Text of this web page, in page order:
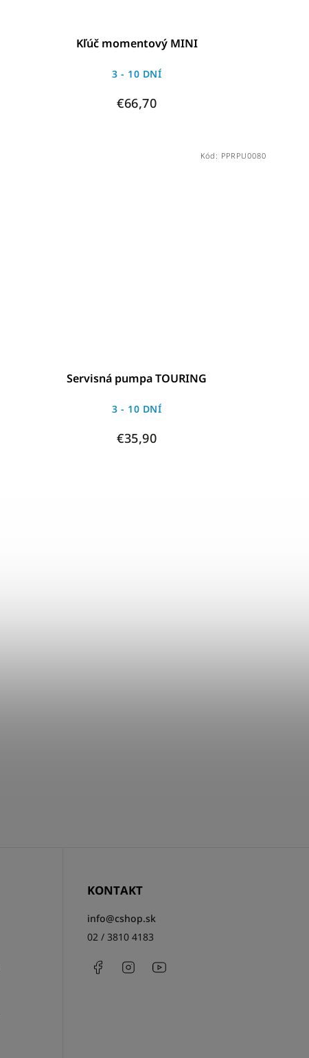
Kľúč momentový MINI
3 - 10 DNÍ
€66,70
Servisná pumpa TOURING
3 - 10 DNÍ
€35,90
Kód: PPRPU0080
KONTAKT
info@cshop.sk
02 / 3810 4183
FacebookInstagram